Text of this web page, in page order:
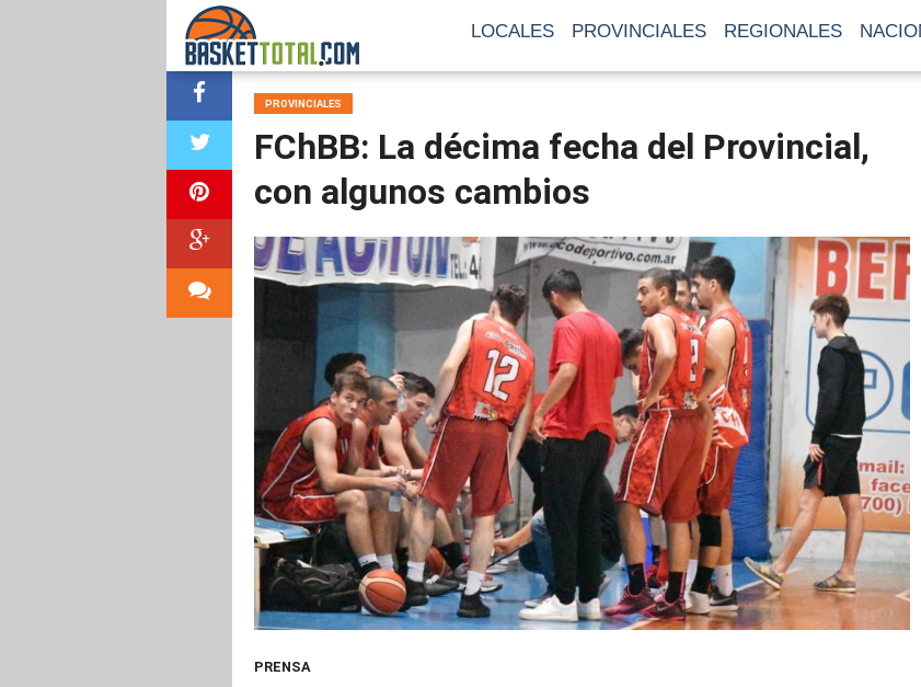
LOCALES PROVINCIALES REGIONALES
PROVINCIALES
FChBB: La décima fecha del Provincial,
con algunos cambios
PRENSA